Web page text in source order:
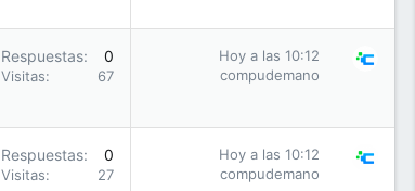
Respuestas 0
Visitas 67
Hoy a las 10:12
compudemano
Respuestas 0
Visitas 27
Hoy a las 10:12
compudemano